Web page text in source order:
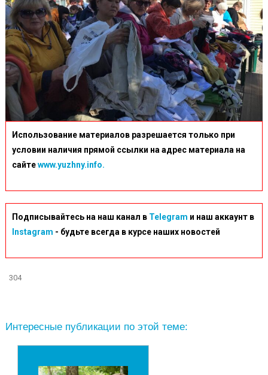
Использование материалов разрешается только при
условии наличия прямой ссылки на адрес материала на
сайтеwww.yuzhny.info.
Подписывайтесь на наш канал в Telegram и наш аккаунт в
Instagram - будьте всегда в курсе наших новостей
304
Интересные публикации по этой теме: